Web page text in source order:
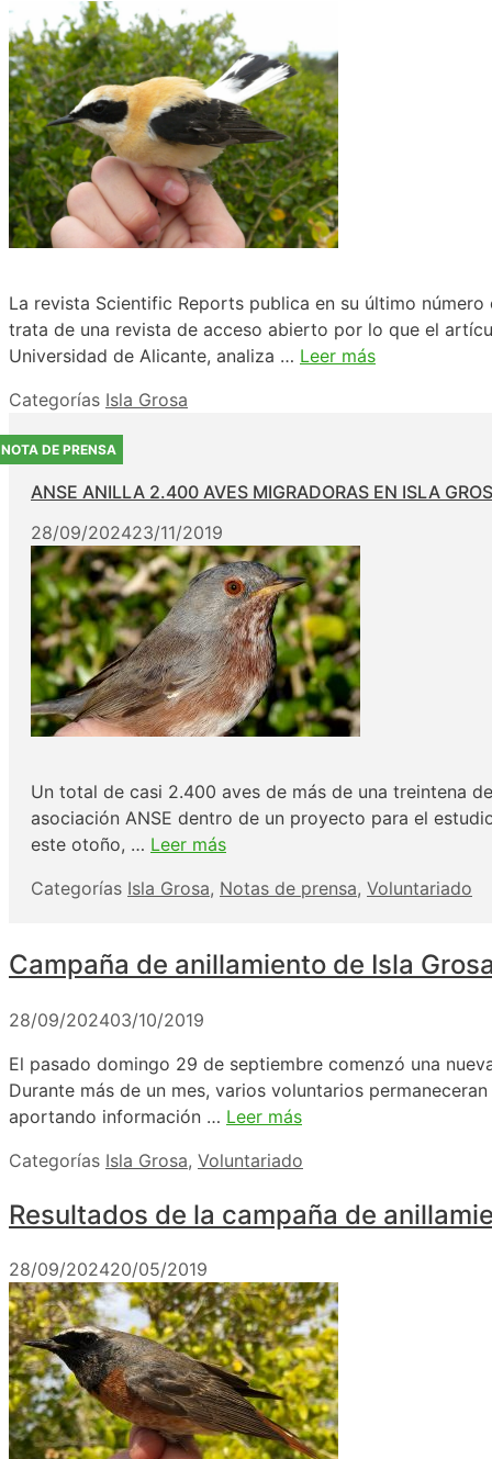
La revista Scientific Reports publica en su último
trata de una revista de acceso abierto por lo que el
Universidad de Alicante, analiza … Leer más
Categorías Isla Grosa
ANSE ANILLA 2.400 AVES MIGRADORAS EN ISLA
28/09/202423/11/2019
Un total de casi 2.400 aves de más de una treintena
asociación ANSE dentro de un proyecto para el
este otoño, … Leer más
Categorías Isla Grosa, Notas de prensa, Voluntariado
Campaña de anillamiento de Isla
28/09/202403/10/2019
El pasado domingo 29 de septiembre comenzó una
Durante más de un mes, varios voluntarios
aportando información … Leer más
Categorías Isla Grosa, Voluntariado
Resultados de la campaña de
28/09/202420/05/2019